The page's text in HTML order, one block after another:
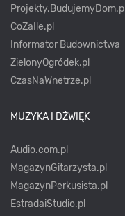
Projekty.BudujemyDom.pl
CoZaIle.pl
Informator Budownictwa
ZielonyOgródek.pl
CzasNaWnetrze.pl
MUZYKA I DŹWIĘK
Audio.com.pl
MagazynGitarzysta.pl
MagazynPerkusista.pl
EstradaiStudio.pl